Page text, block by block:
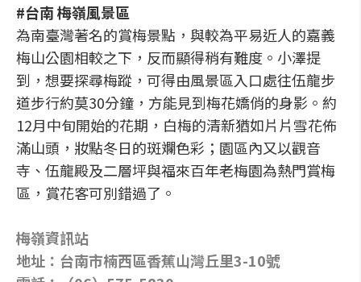
#台南 梅嶺風景區
為南臺灣著名的賞梅景點，與較為平易近人的嘉義
梅山公園相較之下，反而顯得稍有難度。小澤提
到，想要探尋梅蹤，可得由風景區入口處往伍龍步
道步行約莫30分鐘，方能見到梅花嬌俏的身影。約
12月中旬開始的花期，白梅的清新猶如片片雪花佈
滿山頭，妝點冬日的斑斕色彩；園區內又以觀音
寺、伍龍殿及二層坪與福來百年老梅園為熱門賞梅
區，賞花客可別錯過了。
梅嶺資訊站
地址：台南市楠西區香蕉山灣丘里3-10號